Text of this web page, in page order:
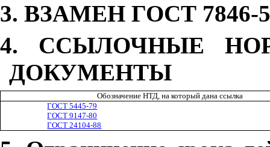
3. ВЗАМЕН ГОСТ 7846-
4. ССЫЛОЧНЫЕ
ДОКУМЕНТЫ
Обозначение НТД, на который дана ссылка
ГОСТ 5445-79
ГОСТ 9147-80
ГОСТ 24104-88